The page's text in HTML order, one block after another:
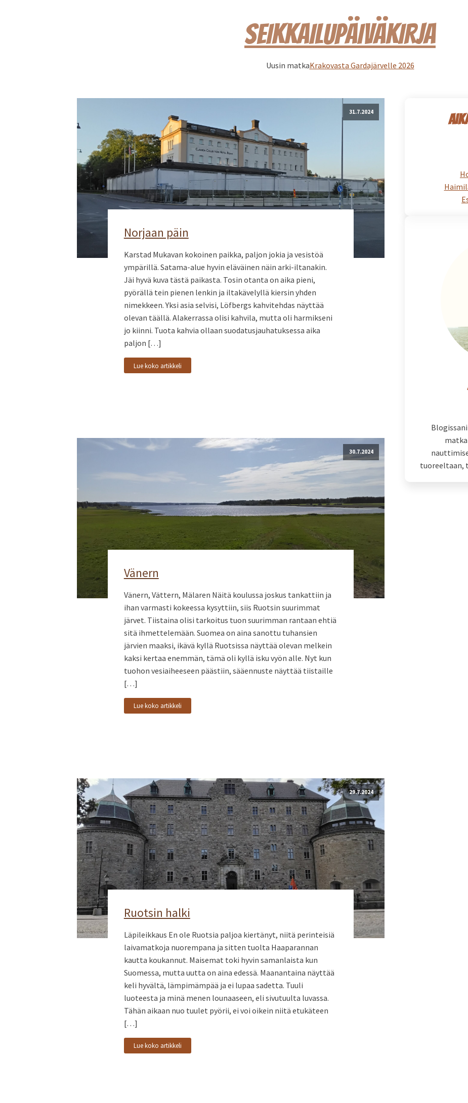
SEIKKAILUPÄIVÄKIRJA
Uusin matkaKrakovasta Gardajärvelle 2026
31.7.2024
Norjaan päin
Karstad Mukavan kokoinen paikka, paljon jokia ja vesistöä
ympärillä. Satama-alue hyvin eläväinen näin arki-iltanakin.
Jäi hyvä kuva tästä paikasta. Tosin otanta on aika pieni,
pyörällä tein pienen lenkin ja iltakävelyllä kiersin yhden
nimekkeen. Yksi asia selvisi, Löfbergs kahvitehdas näyttää
olevan täällä. Alakerrassa olisi kahvila, mutta oli harmikseni
jo kiinni. Tuota kahvia ollaan suodatusjauhatuksessa aika
paljon […]
Lue koko artikkeli
30.7.2024
Vänern
Vänern, Vättern, Mälaren Näitä koulussa joskus tankattiin ja
ihan varmasti kokeessa kysyttiin, siis Ruotsin suurimmat
järvet. Tiistaina olisi tarkoitus tuon suurimman rantaan ehtiä
sitä ihmettelemään. Suomea on aina sanottu tuhansien
järvien maaksi, ikävä kyllä Ruotsissa näyttää olevan melkein
kaksi kertaa enemmän, tämä oli kyllä isku vyön alle. Nyt kun
tuohon vesiaiheeseen päästiin, sääennuste näyttää tiistaille
[…]
Lue koko artikkeli
29.7.2024
Ruotsin halki
Läpileikkaus En ole Ruotsia paljoa kiertänyt, niitä perinteisiä
laivamatkoja nuorempana ja sitten tuolta Haaparannan
kautta koukannut. Maisemat toki hyvin samanlaista kun
Suomessa, mutta uutta on aina edessä. Maanantaina näyttää
keli hyvältä, lämpimämpää ja ei lupaa sadetta. Tuuli
luoteesta ja minä menen lounaaseen, eli sivutuulta luvassa.
Tähän aikaan nuo tuulet pyörii, ei voi oikein niitä etukäteen
[…]
Lue koko artikkeli
tuoreeltaan,